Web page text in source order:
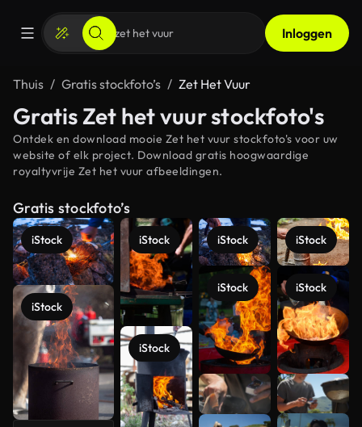
Inloggen
Thuis Gratis stockfoto’s Zet Het Vuur
Gratis Zet het vuur stockfoto's
Ontdek en download mooie Zet het vuur stockfoto's voor uw
website of elk project. Download gratis hoogwaardige
royaltyvrije Zet het vuur afbeeldingen.
Gratis stockfoto’s
iStock
iStock
iStock
iStock
iStock
iStock
iStock
iStock
Meer